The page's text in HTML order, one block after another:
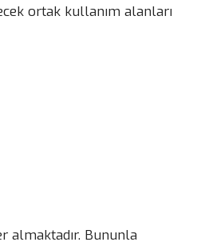
ortak kullanım alanları
almaktadır. Bununla